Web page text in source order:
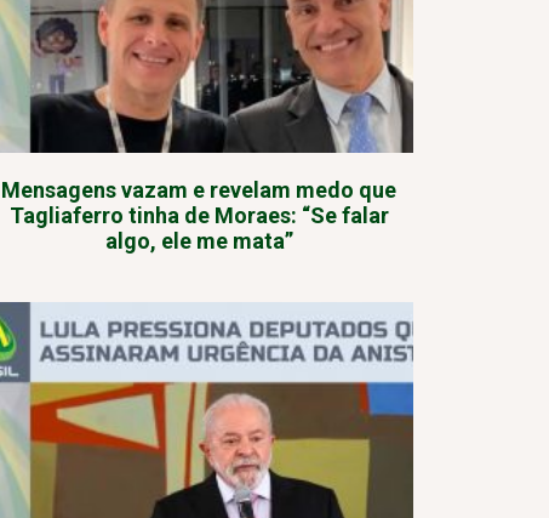
Mensagens vazam e revelam medo que
Tagliaferro tinha de Moraes: “Se falar
algo, ele me mata”